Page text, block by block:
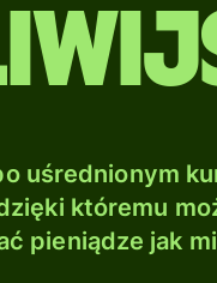
uśrednionym
któremu
pieniądze jak